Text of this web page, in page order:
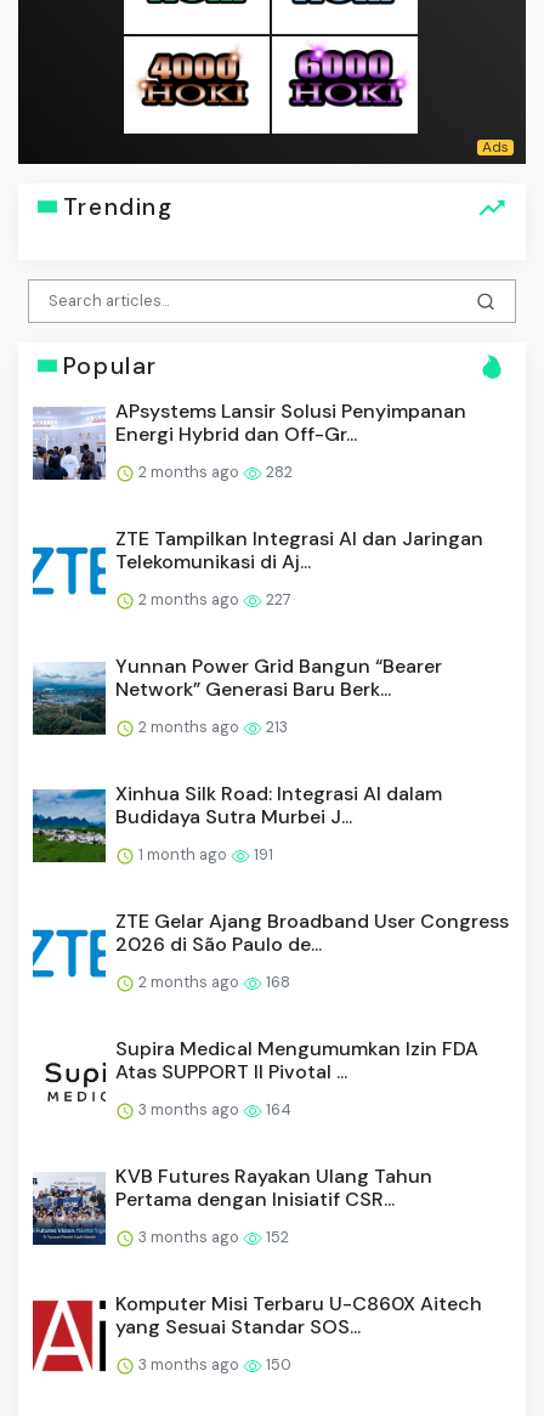
Trending
Popular
APsystems Lansir Solusi Penyimpanan
Energi Hybrid dan Off-Gr...
2 months ago 282
ZTE Tampilkan Integrasi AI dan Jaringan
Telekomunikasi di Aj...
2 months ago 227
Yunnan Power Grid Bangun “Bearer
Network” Generasi Baru Berk...
2 months ago 213
Xinhua Silk Road: Integrasi AI dalam
Budidaya Sutra Murbei J...
1 month ago 191
ZTE Gelar Ajang Broadband User Congress
2026 di São Paulo de...
2 months ago 168
Supira Medical Mengumumkan Izin FDA
Atas SUPPORT II Pivotal ...
3 months ago 164
KVB Futures Rayakan Ulang Tahun
Pertama dengan Inisiatif CSR...
3 months ago 152
Komputer Misi Terbaru U-C860X Aitech
yang Sesuai Standar SOS...
3 months ago 150